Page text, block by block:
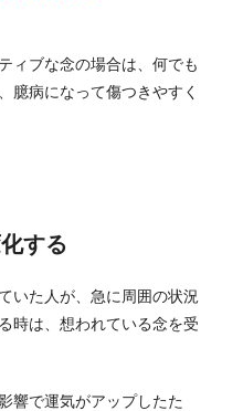
ィブな念の場合は、何でも
臆病になって傷つきやすく
する
いた人が、急に周囲の状況
時は、想われている念を受
響で運気がアップしたた